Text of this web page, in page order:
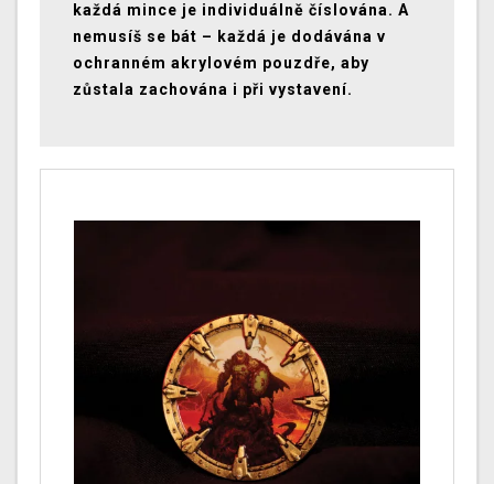
každá mince je individuálně číslována. A
nemusíš se bát – každá je dodávána v
ochranném akrylovém pouzdře, aby
zůstala zachována i při vystavení.